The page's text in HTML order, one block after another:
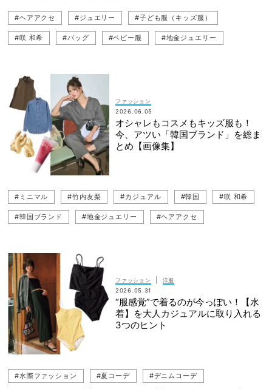
#ヘアアクセ #ジュエリー #子ども服（キッズ服）
#咲 和希 #バッグ #ベビー服 #地金ジュエリー
#ロゴT #竹内友梨
#Tシャツ #オンラインショップ
#韓国 #ミニマル #韓国ブランド
ファッション
2026.06.05
オシャレもコスメもキッズ服も！
今、アツい「韓国ブランド」を総ま
とめ【画像集】
#ミニマル #竹内友梨 #カジュアル #韓国 #咲 和希
#韓国ブランド #地金ジュエリー #ヘアアクセ
#コスメ #ロゴT #キャップ
#ぺたんこ（フラットシューズ） #リップ
ファッション
洋服
2026.05.31
“服感覚”で着るのが今っぽい！【水
着】を大人カジュアルに取り入れる
3つのヒント
#水際ファッション #夏コーデ #デニムコーデ